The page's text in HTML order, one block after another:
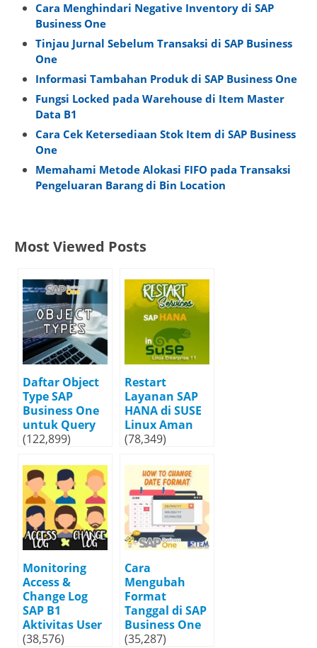
Cara Menghindari Negative Inventory di SAP
Business One
Tinjau Jurnal Sebelum Transaksi di SAP Business
One
Informasi Tambahan Produk di SAP Business One
Fungsi Locked pada Warehouse di Item Master
Data B1
Cara Cek Ketersediaan Stok Item di SAP Business
One
Memahami Metode Alokasi FIFO pada Transaksi
Pengeluaran Barang di Bin Location
Most Viewed Posts
Daftar Object
Type SAP
Business One
untuk Query
(122,899)
Restart
Layanan SAP
HANA di SUSE
Linux Aman
(78,349)
Monitoring
Access &
Change Log
SAP B1
Aktivitas User
(38,576)
Cara
Mengubah
Format
Tanggal di SAP
Business One
(35,287)